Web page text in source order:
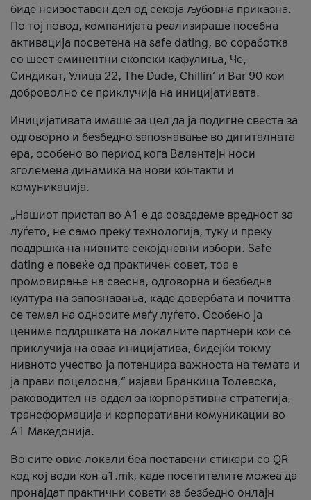
биде неизоставен дел од секоја љубовна приказна.
По тој повод, компанијата реализираше посебна
активација посветена на safe dating, во соработка
со шест еминентни скопски кафулиња, Че,
Синдикат, Улица 22, The Dude, Chillin’ и Bar 90 кои
доброволно се приклучија на иницијативата.
Иницијативата имаше за цел да ја подигне свеста за
одговорно и безбедно запознавање во дигиталната
ера, особено во период кога Валентајн носи
зголемена динамика на нови контакти и
комуникација.
„Нашиот пристап во А1 е да создадеме вредност за
луѓето, не само преку технологија, туку и преку
поддршка на нивните секојдневни избори. Safe
dating е повеќе од практичен совет, тоа е
промовирање на свесна, одговорна и безбедна
култура на запознавања, каде довербата и почитта
се темел на односите меѓу луѓето. Особено ја
цениме поддршката на локалните партнери кои се
приклучија на оваа иницијатива, бидејќи токму
нивното учество ја потенцира важноста на темата и
ја прави поцелосна,“ изјави Бранкица Толевска,
раководител на оддел за корпоративна стратегија,
трансформација и корпоративни комуникации во
А1 Македонија.
Во сите овие локали беа поставени стикери со QR
код кој води кон a1.mk, каде посетителите можеа да
пронајдат практични совети за безбедно онлајн